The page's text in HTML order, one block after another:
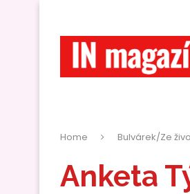
Home Bulvárek/Ze
Anketa